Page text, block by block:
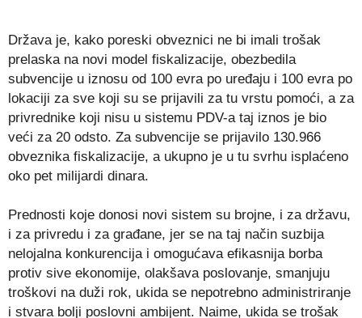
Država je, kako poreski obveznici ne bi imali trošak
prelaska na novi model fiskalizacije, obezbedila
subvencije u iznosu od 100 evra po uređaju i 100 evra po
lokaciji za sve koji su se prijavili za tu vrstu pomoći, a za
privrednike koji nisu u sistemu PDV-a taj iznos je bio
veći za 20 odsto. Za subvencije se prijavilo 130.966
obveznika fiskalizacije, a ukupno je u tu svrhu isplaćeno
oko pet milijardi dinara.
Prednosti koje donosi novi sistem su brojne, i za državu,
i za privredu i za građane, jer se na taj način suzbija
nelojalna konkurencija i omogućava efikasnija borba
protiv sive ekonomije, olakšava poslovanje, smanjuju
troškovi na duži rok, ukida se nepotrebno administriranje
i stvara bolji poslovni ambijent. Naime, ukida se trošak